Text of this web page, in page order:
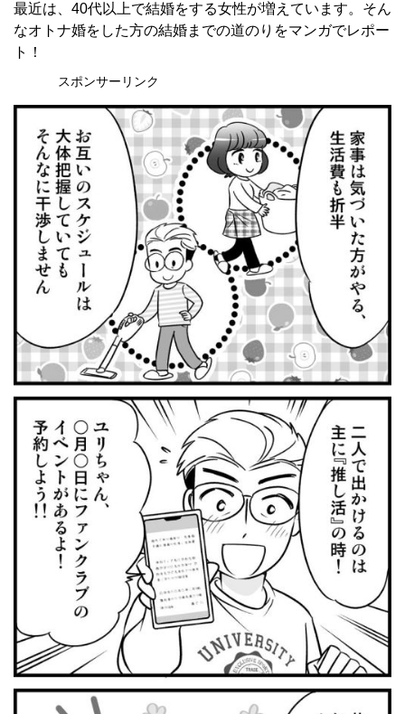
最近は、40代以上で結婚をする女性が増えています。そん
なオトナ婚をした方の結婚までの道のりをマンガでレポー
ト！
スポンサーリンク